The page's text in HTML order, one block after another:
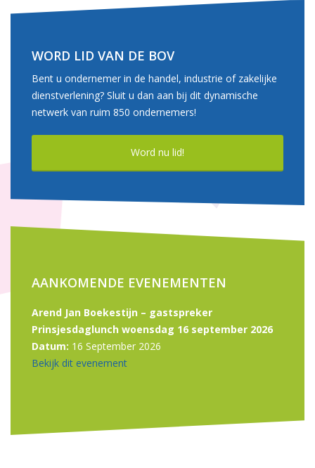
WORD LID VAN DE BOV
Bent u ondernemer in de handel, industrie of zakelijke
dienstverlening? Sluit u dan aan bij dit dynamische
netwerk van ruim 850 ondernemers!
Word nu lid!
AANKOMENDE EVENEMENTEN
Arend Jan Boekestijn – gastspreker
Prinsjesdaglunch woensdag 16 september 2026
Datum: 16 September 2026
Bekijk dit evenement